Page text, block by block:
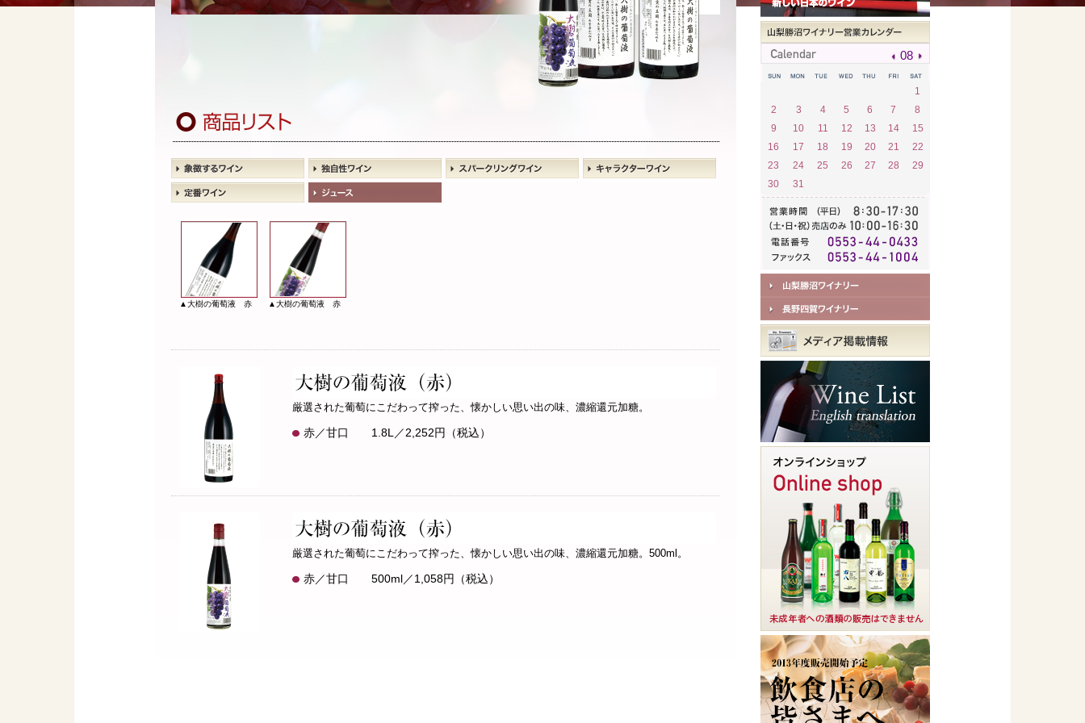
▲大樹の葡萄液 赤 ▲大樹の葡萄液 赤
厳選された葡萄にこだわって搾った、懐かしい思い出の味、濃縮還元加糖。
赤／甘口 1.8L／2,252円（税込）
厳選された葡萄にこだわって搾った、懐かしい思い出の味、濃縮還元加糖。500ml。
赤／甘口 500ml／1,058円（税込）
08
1
2
3 4 5 6 7
8
9
10 11 12 13 14
15
16
17 18 19 20 21
22
23
24 25 26 27 28
29
30
31